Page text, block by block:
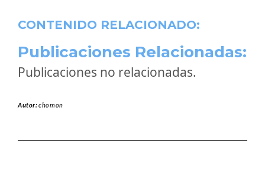
CONTENIDO RELACIONADO:
Publicaciones Relacionadas:
Publicaciones no relacionadas.
Autor:chomon